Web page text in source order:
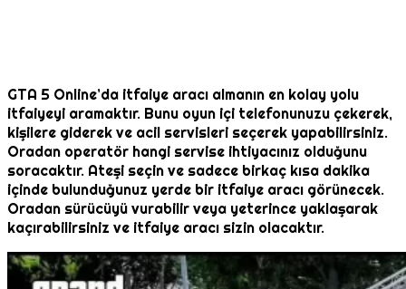
GTA 5 Online’da itfaiye aracı almanın en kolay yolu
itfaiyeyi aramaktır. Bunu oyun içi telefonunuzu çekerek,
kişilere giderek ve acil servisleri seçerek yapabilirsiniz.
Oradan operatör hangi servise ihtiyacınız olduğunu
soracaktır. Ateşi seçin ve sadece birkaç kısa dakika
içinde bulunduğunuz yerde bir itfaiye aracı görünecek.
Oradan sürücüyü vurabilir veya yeterince yaklaşarak
kaçırabilirsiniz ve itfaiye aracı sizin olacaktır.